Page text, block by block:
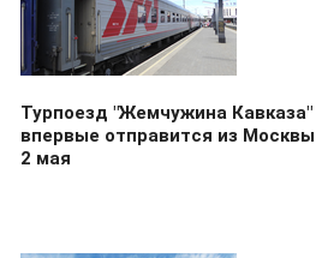
Турпоезд "Жемчужина Кавказа"
впервые отправится из Москвы
2 мая